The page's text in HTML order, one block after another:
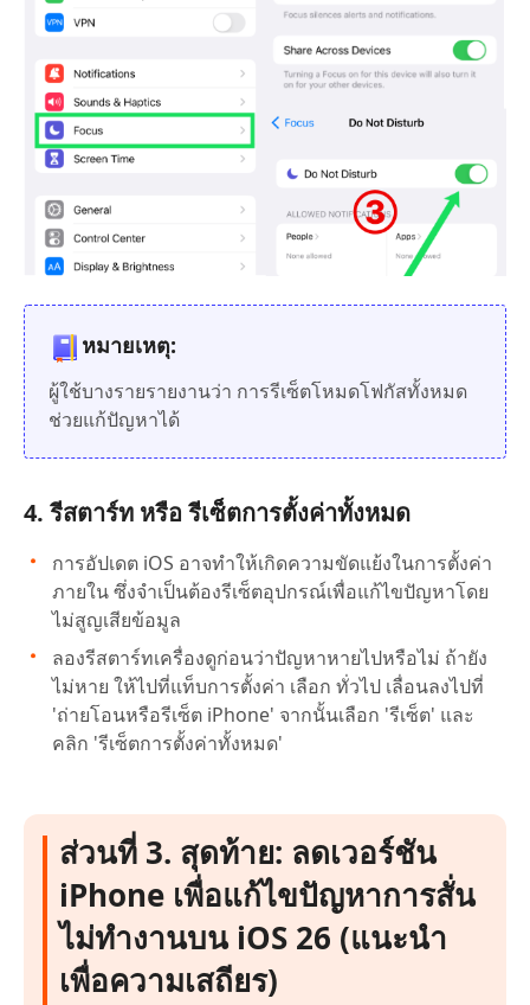
หมายเหตุ:
ผู้ใช้บางรายรายงานว่า การรีเซ็ตโหมดโฟกัสทั้งหมด
ช่วยแก้ปัญหาได้
4. รีสตาร์ท หรือ รีเซ็ตการตั้งค่าทั้งหมด
การอัปเดต iOS อาจทำให้เกิดความขัดแย้งในการตั้งค่า
ภายใน ซึ่งจำเป็นต้องรีเซ็ตอุปกรณ์เพื่อแก้ไขปัญหาโดย
ไม่สูญเสียข้อมูล
ลองรีสตาร์ทเครื่องดูก่อนว่าปัญหาหายไปหรือไม่ ถ้ายัง
ไม่หาย ให้ไปที่แท็บการตั้งค่า เลือก ทั่วไป เลื่อนลงไปที่
'ถ่ายโอนหรือรีเซ็ต iPhone' จากนั้นเลือก 'รีเซ็ต' และ
คลิก 'รีเซ็ตการตั้งค่าทั้งหมด'
ส่วนที่ 3. สุดท้าย: ลดเวอร์ชัน
iPhone เพื่อแก้ไขปัญหาการสั่น
ไม่ทำงานบน iOS 26 (แนะนำ
เพื่อความเสถียร)